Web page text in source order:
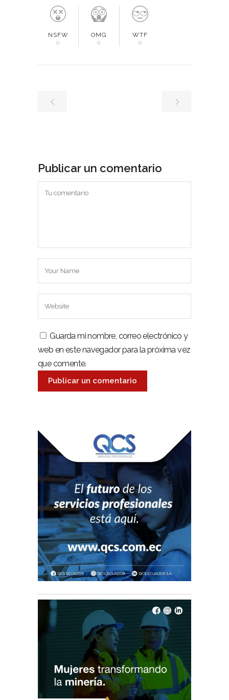
NSFW
0
OMG
0
WTF
0
Publicar un comentario
Guarda mi nombre, correo electrónico y
web en este navegador para la próxima vez
que comente.